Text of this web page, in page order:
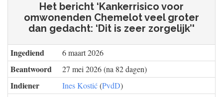
Het bericht ‘Kankerrisico voor
omwonenden Chemelot veel groter
dan gedacht: ‘Dit is zeer zorgelijk’'
Ingediend 6 maart 2026
Beantwoord 27 mei 2026 (na 82 dagen)
Indiener Ines Kostić(PvdD)